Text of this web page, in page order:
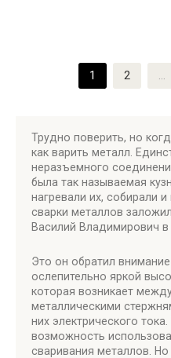
1 2 …
Трудно поверить, но
как варить металл.
неразъемного
была так называемая
нагревали их, собирали
сварки металлов
Василий Владимирович в
Это он обратил
ослепительно яркой
которая возникает
металлическими
них электрического
возможность
сваривания металлов.